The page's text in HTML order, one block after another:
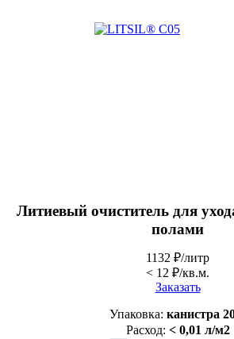
Литиевый очиститель для
полами
1132 ₽/литр
< 12 ₽/кв.м.
Заказать
Упаковка: канистра
Расход: < 0,01 л/м2